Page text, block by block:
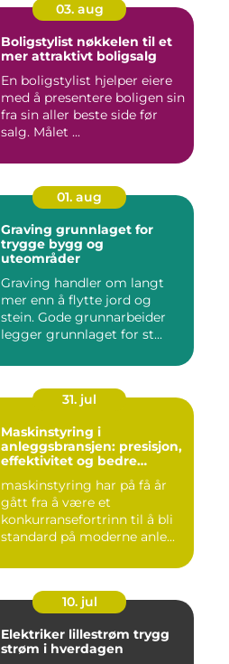
03. aug
Boligstylist nøkkelen til et
mer attraktivt boligsalg
En boligstylist hjelper eiere
med å presentere boligen sin
fra sin aller beste side før
salg. Målet ...
01. aug
Graving grunnlaget for
trygge bygg og
uteområder
Graving handler om langt
mer enn å flytte jord og
stein. Gode grunnarbeider
legger grunnlaget for st...
31. jul
Maskinstyring i
anleggsbransjen: presisjon,
effektivitet og bedre
maskinstyring har på få år
gått fra å være et
konkurransefortrinn til å bli
standard på moderne anle...
10. jul
Elektriker lillestrøm trygg
strøm i hverdagen